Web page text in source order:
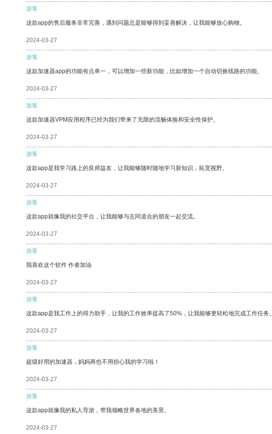
游客
这款app的售后服务非常完善，遇到问题总是能够得到妥善解决，让我能够放心购物。
2024-03-27
游客
这款加速器app的功能有点单一，可以增加一些新功能，比如增加一个自动切换线路的功能。
2024-03-27
游客
这款加速器VPM应用程序已经为我们带来了无限的流畅体验和安全性保护。
2024-03-27
游客
这款app是我学习路上的良师益友，让我能够随时随地学习新知识，拓宽视野。
2024-03-27
游客
这款app就像我的社交平台，让我能够与志同道合的朋友一起交流。
2024-03-27
游客
我喜欢这个软件 作者加油
2024-03-27
游客
这款app是我工作上的得力助手，让我的工作效率提高了50%，让我能够更轻松地完成工作任务。
2024-03-27
游客
超级好用的加速器，妈妈再也不用担心我的学习啦！
2024-03-27
游客
这款app就像我的私人导游，带我领略世界各地的美景。
2024-03-27